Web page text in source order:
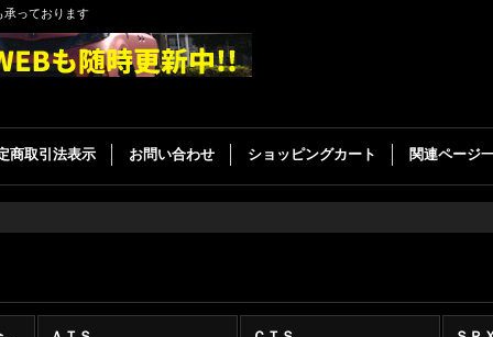
っております
商取引法表示 お問い合わせ ショッピングカート 関連ページ